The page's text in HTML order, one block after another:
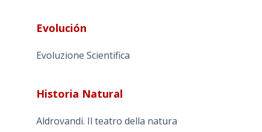
Evolución
Evoluzione Scientifica
Historia Natural
Aldrovandi. Il teatro della natura